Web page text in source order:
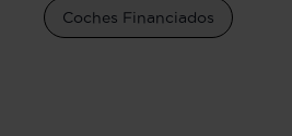
Coches Financiados